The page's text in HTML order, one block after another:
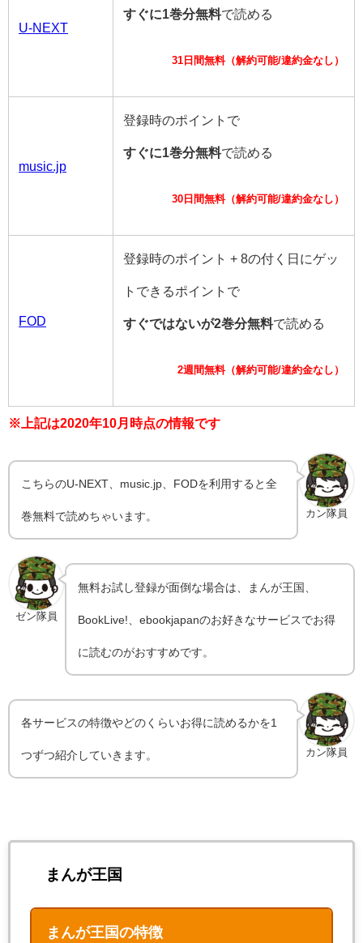
U-NEXT
すぐに1巻分無料で読める
31日間無料（解約可能/違約金なし）
music.jp
登録時のポイントで
すぐに1巻分無料で読める
30日間無料（解約可能/違約金なし）
FOD
登録時のポイント + 8の付く日にゲッ
トできるポイントで
すぐではないが2巻分無料で読める
2週間無料（解約可能/違約金なし）
※上記は2020年10月時点の情報です
カン隊員
こちらのU-NEXT、music.jp、FODを利用すると全
巻無料で読めちゃいます。
ゼン隊員
無料お試し登録が面倒な場合は、まんが王国、
BookLive!、ebookjapanのお好きなサービスでお得
に読むのがおすすめです。
カン隊員
各サービスの特徴やどのくらいお得に読めるかを1
つずつ紹介していきます。
まんが王国
まんが王国の特徴